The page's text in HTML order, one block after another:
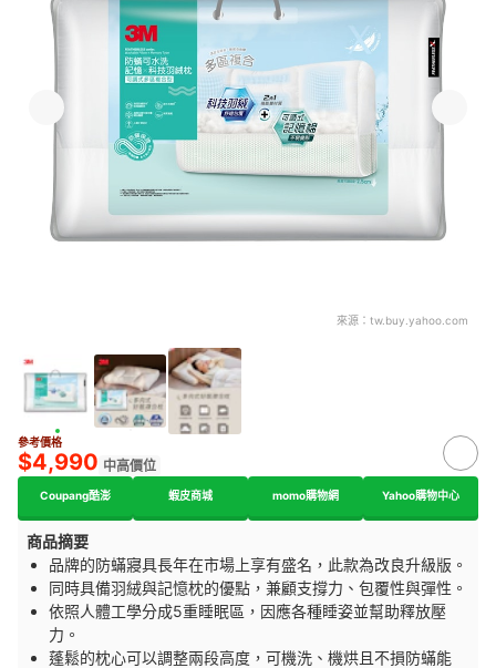
來源： tw.buy.yahoo.com
參考價格
$4,990 中高價位
Coupang酷澎 蝦皮商城 momo購物網 Yahoo購物中心
商品摘要
品牌的防蟎寢具長年在市場上享有盛名，此款為改良升級版。
同時具備羽絨與記憶枕的優點，兼顧支撐力、包覆性與彈性。
依照人體工學分成5重睡眠區，因應各種睡姿並幫助釋放壓
力。
蓬鬆的枕心可以調整兩段高度，可機洗、機烘且不損防蟎能